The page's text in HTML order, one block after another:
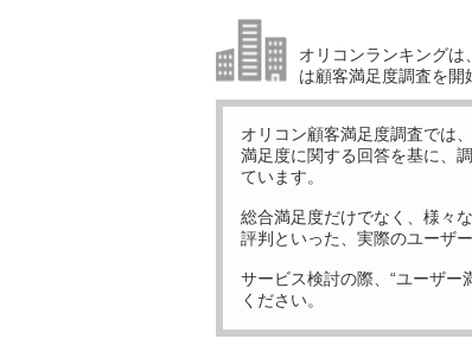
オリコンランキング
は顧客満足度調査を開
オリコン顧客満足度調査では
満足度に関する回答を基に、
ています。
総合満足度だけでなく、様々
評判といった、実際のユーザ
サービス検討の際、“ユーザー
ください。